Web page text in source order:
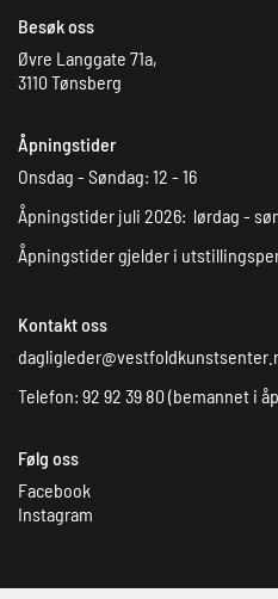
Besøk oss
Øvre Langgate 71a,
3110 Tønsberg
Åpningstider
Onsdag - Søndag: 12 - 16
Åpningstider juli 2026: lørdag -
Åpningstider gjelder i
Kontakt oss
Telefon: 92 92 39 80 (bemannet i
Følg oss
Facebook
Instagram